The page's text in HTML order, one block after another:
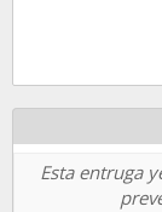
Esta entruga